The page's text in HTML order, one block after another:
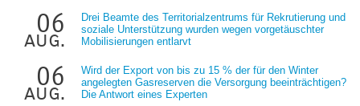
06
aug.
Drei Beamte des Territorialzentrums für Rekrutierung und
soziale Unterstützung wurden wegen vorgetäuschter
Mobilisierungen entlarvt
06
aug.
Wird der Export von bis zu 15 % der für den Winter
angelegten Gasreserven die Versorgung beeinträchtigen?
Die Antwort eines Experten